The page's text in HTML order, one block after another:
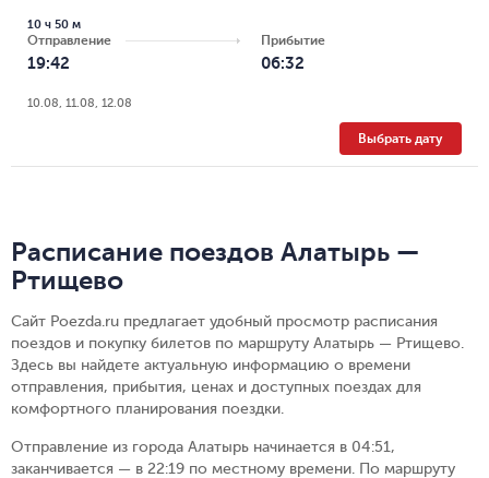
Отправление
19:42
10 ч 50 м
Прибытие
06:32
10.08, 11.08, 12.08
Выбрать дату
Расписание поездов Алатырь —
Ртищево
Сайт Poezda.ru предлагает удобный просмотр расписания
поездов и покупку билетов по маршруту Алатырь — Ртищево.
Здесь вы найдете актуальную информацию о времени
отправления, прибытия, ценах и доступных поездах для
комфортного планирования поездки.
Отправление из города Алатырь начинается в 04:51,
заканчивается — в 22:19 по местному времени. По маршруту